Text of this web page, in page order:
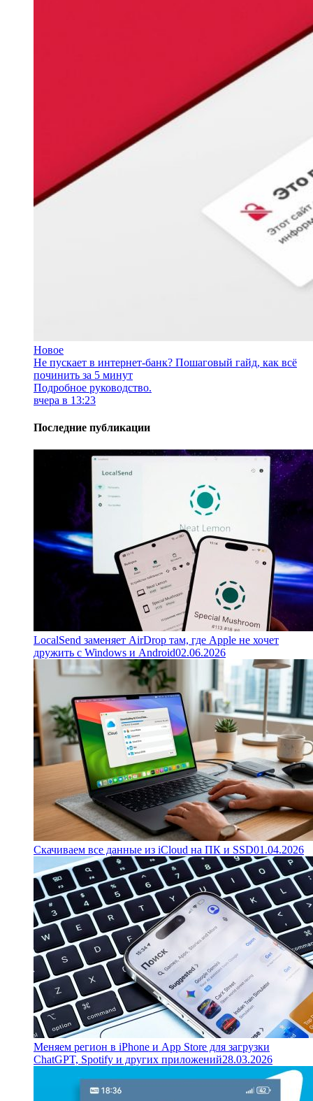
Новое
Не пускает в интернет-банк? Пошаговый гайд, как всё
починить за 5 минут
Подробное руководство.
вчера в 13:23
Последние публикации
LocalSend заменяет AirDrop там, где Apple не хочет
дружить с Windows и Android02.06.2026
Скачиваем все данные из iCloud на ПК и SSD01.04.2026
Меняем регион в iPhone и App Store для загрузки
ChatGPT, Spotify и других приложений28.03.2026